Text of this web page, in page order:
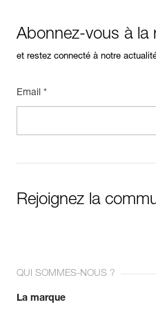
Abonnez-vous à la
et restez connecté à notre
Email *
Rejoignez la
QUI SOMMES-NOUS ?
La marque